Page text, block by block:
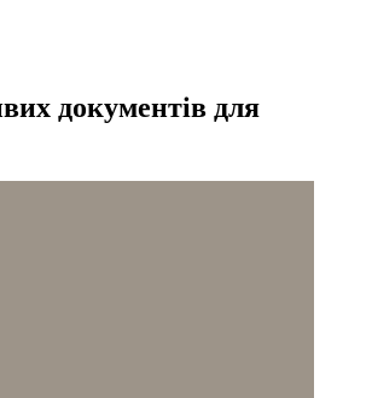
документів для